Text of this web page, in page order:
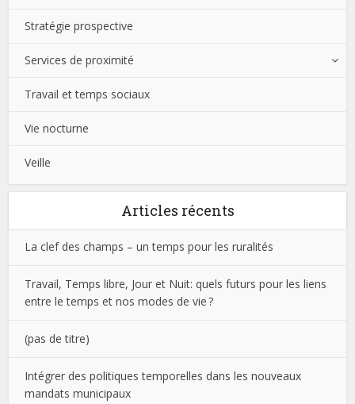
Stratégie prospective
Services de proximité
Travail et temps sociaux
Vie nocturne
Veille
Articles récents
La clef des champs – un temps pour les ruralités
Travail, Temps libre, Jour et Nuit: quels futurs pour les liens
entre le temps et nos modes de vie ?
(pas de titre)
Intégrer des politiques temporelles dans les nouveaux
mandats municipaux